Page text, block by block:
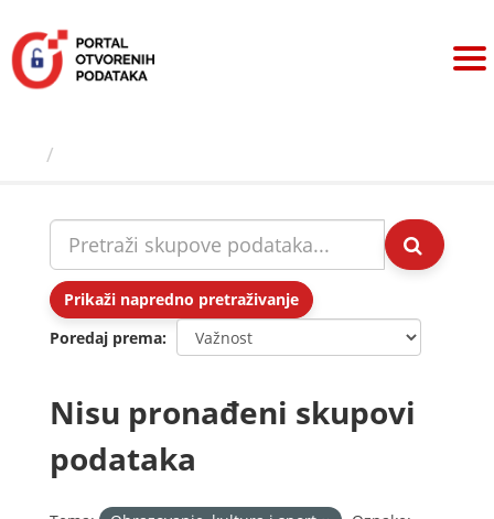
sadržaj
Prikaži napredno pretraživanje
Poredaj prema
Nisu pronađeni skupovi
podataka